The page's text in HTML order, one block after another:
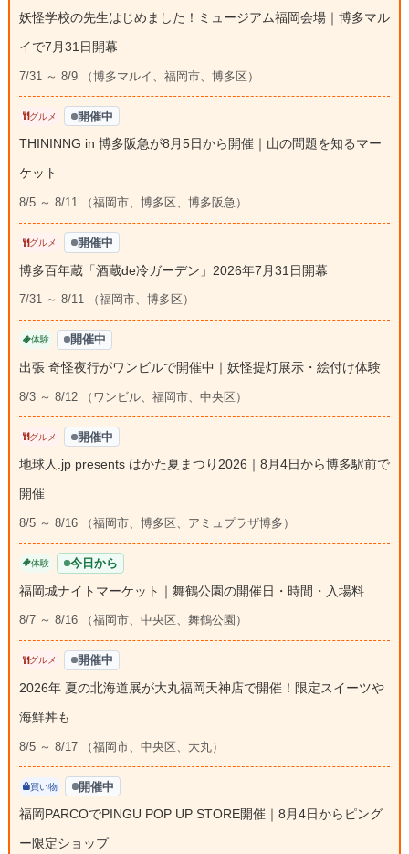
妖怪学校の先生はじめました！ミュージアム福岡会場｜博多マル
イで7月31日開幕
7/31 ～ 8/9 （博多マルイ、福岡市、博多区）
グルメ 開催中
THININNG in 博多阪急が8月5日から開催｜山の問題を知るマー
ケット
8/5 ～ 8/11 （福岡市、博多区、博多阪急）
グルメ 開催中
博多百年蔵「酒蔵de冷ガーデン」2026年7月31日開幕
7/31 ～ 8/11 （福岡市、博多区）
体験 開催中
出張 奇怪夜行がワンビルで開催中｜妖怪提灯展示・絵付け体験
8/3 ～ 8/12 （ワンビル、福岡市、中央区）
グルメ 開催中
地球人.jp presents はかた夏まつり2026｜8月4日から博多駅前で
開催
8/5 ～ 8/16 （福岡市、博多区、アミュプラザ博多）
体験 今日から
福岡城ナイトマーケット｜舞鶴公園の開催日・時間・入場料
8/7 ～ 8/16 （福岡市、中央区、舞鶴公園）
グルメ 開催中
2026年 夏の北海道展が大丸福岡天神店で開催！限定スイーツや
海鮮丼も
8/5 ～ 8/17 （福岡市、中央区、大丸）
買い物 開催中
福岡PARCOでPINGU POP UP STORE開催｜8月4日からピング
ー限定ショップ